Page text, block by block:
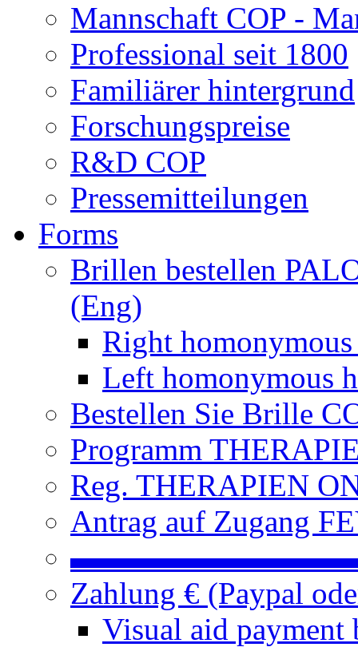
Mannschaft COP -
Professional seit 1800
Familiärer hintergrund
Forschungspreise
R&D COP
Pressemitteilungen
Forms
Brillen bestellen
(Eng)
Right
Left homonymous
Bestellen Sie Brille
Programm
Reg. THERAPIEN
Antrag auf Zugang
Zahlung € (Paypal
Visual aid payment